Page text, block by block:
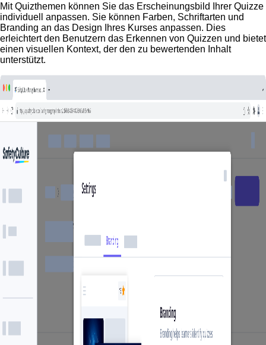
Mit Quizthemen können Sie das Erscheinungsbild Ihrer Quizze
individuell anpassen. Sie können Farben, Schriftarten und
Branding an das Design Ihres Kurses anpassen. Dies
erleichtert den Benutzern das Erkennen von Quizzen und bietet
einen visuellen Kontext, der den zu bewertenden Inhalt
unterstützt.